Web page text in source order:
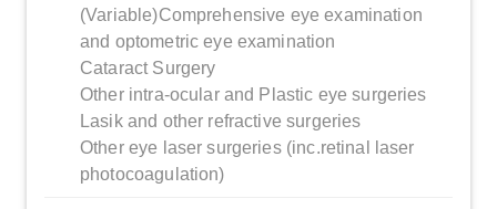
(Variable)Comprehensive eye examination
and optometric eye examination
Cataract Surgery
Other intra-ocular and Plastic eye surgeries
Lasik and other refractive surgeries
Other eye laser surgeries (inc.retinal laser
photocoagulation)